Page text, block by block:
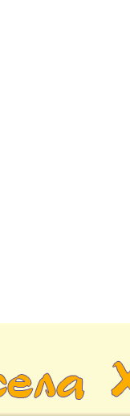
истории,
шаржи, стихи,